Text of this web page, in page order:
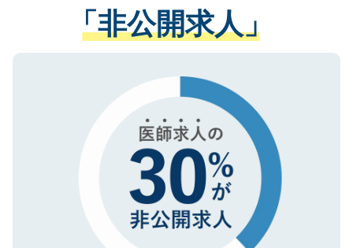
管理基準を満たした事業者のみに付与され
る、プライバシーマークを取得済みです。
で、機密保持に関してもご安心ください。
させていただきます。すぐにご転職をされ
ない方には、長期的なサポートが可能です
ので、まずはご登録ください。
「非公開求人」